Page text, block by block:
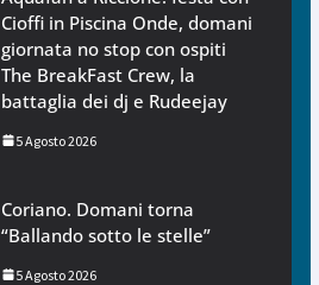
Cioffi in Piscina Onde, domani
giornata no stop con ospiti
The BreakFast Crew, la
battaglia dei dj e Rudeejay
5 Agosto 2026
Coriano. Domani torna
“Ballando sotto le stelle”
5 Agosto 2026